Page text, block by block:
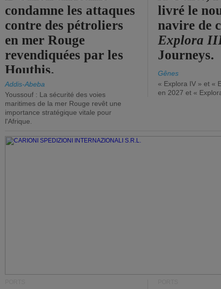
condamne les attaques
contre des pétroliers
en mer Rouge
revendiquées par les
Houthis.
Addis-Abeba
Youssouf : La sécurité des voies
maritimes de la mer Rouge revêt une
importance stratégique vitale pour
l'Afrique.
livré le
navire de
Explora
Journeys.
Gênes
« Explora IV » et «
en 2027 et «